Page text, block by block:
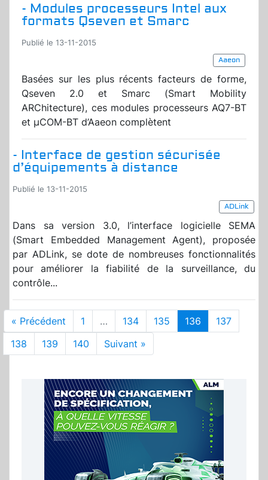
- Modules processeurs Intel aux
formats Qseven et Smarc
Publié le 13-11-2015
Aaeon
Basées sur les plus récents facteurs de forme,
Qseven 2.0 et Smarc (Smart Mobility
ARChitecture), ces modules processeurs AQ7-BT
et µCOM-BT d’Aaeon complètent
- Interface de gestion sécurisée
d’équipements à distance
Publié le 13-11-2015
ADLink
Dans sa version 3.0, l’interface logicielle SEMA
(Smart Embedded Management Agent), proposée
par ADLink, se dote de nombreuses fonctionnalités
pour améliorer la fiabilité de la surveillance, du
contrôle...
« Précédent 1 … 134 135 136
137
138
139 140 Suivant »